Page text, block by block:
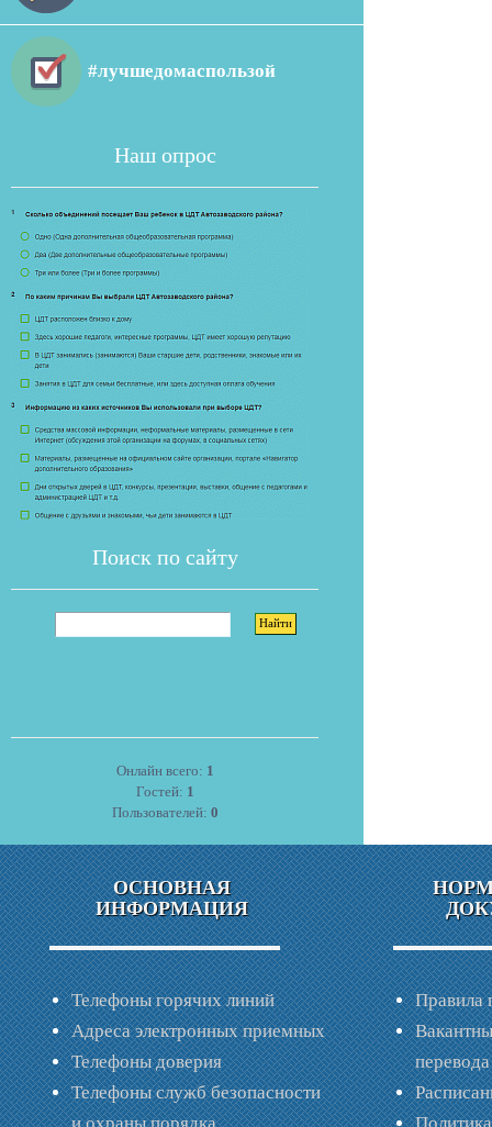
#лучшедомаспользой
Наш опрос
Поиск по сайту
Онлайн всего: 1
Гостей: 1
Пользователей: 0
ОСНОВНАЯ
ИНФОРМАЦИЯ
Телефоны горячих линий
Адреса электронных приемных
Телефоны доверия
Телефоны служб безопасности
Правила
перевода